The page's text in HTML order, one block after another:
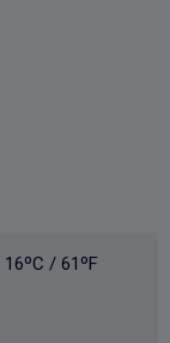
16ºC / 61ºF